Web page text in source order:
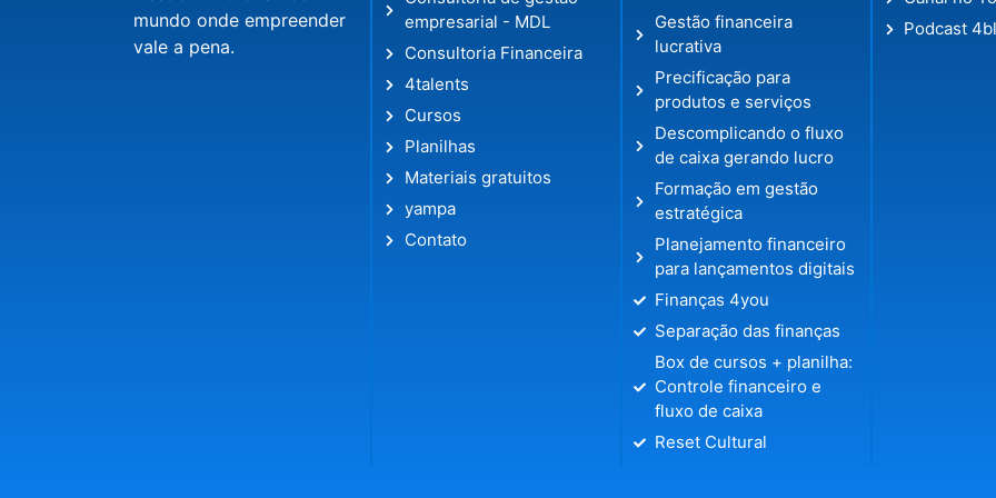
mundo onde empreender
vale a pena.
empresarial - MDL
Consultoria Financeira
4talents
Cursos
Planilhas
Materiais gratuitos
yampa
Contato
Gestão financeira
lucrativa
Precificação para
produtos e serviços
Descomplicando o fluxo
de caixa gerando lucro
Formação em gestão
estratégica
Planejamento financeiro
para lançamentos digitais
Finanças 4you
Separação das finanças
Box de cursos + planilha:
Controle financeiro e
fluxo de caixa
Reset Cultural
Podcast